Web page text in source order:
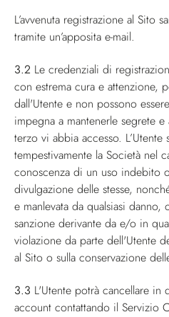
L’avvenuta registrazione al Sito
tramite un’apposita e-mail.
3.2 Le credenziali di
con estrema cura e attenzione,
dall'Utente e non possono
impegna a mantenerle segrete e
terzo vi abbia accesso.
tempestivamente la Società nel
conoscenza di un uso indebito
divulgazione delle stesse,
e manlevata da qualsiasi
sanzione derivante da e/o in
violazione da parte dell'Utente
al Sito o sulla conservazione
3.3 L'Utente potrà cancellare
account contattando il Servizio